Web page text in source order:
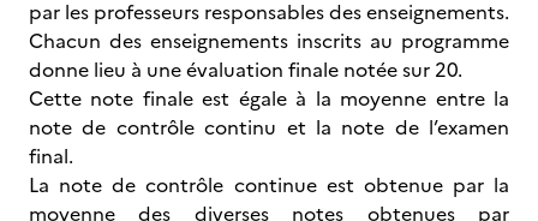
par les professeurs responsables des enseignements.
Chacun des enseignements inscrits au programme
donne lieu à une évaluation finale notée sur 20.
Cette note finale est égale à la moyenne entre la
note de contrôle continu et la note de l’examen
final.
La note de contrôle continue est obtenue par la
moyenne des diverses notes obtenues par